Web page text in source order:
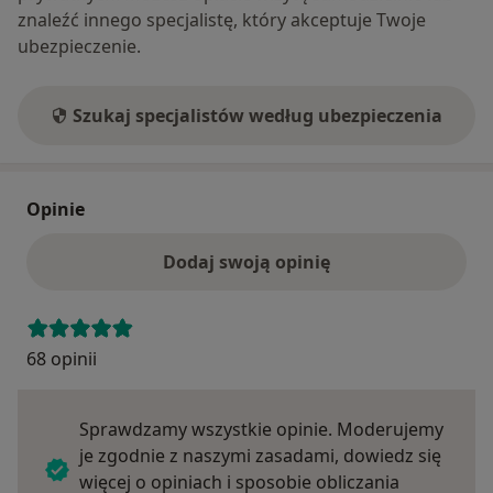
znaleźć innego specjalistę, który akceptuje Twoje
ubezpieczenie.
Szukaj specjalistów według ubezpieczenia
Opinie
Dodaj swoją opinię
68 opinii
Sprawdzamy wszystkie opinie. Moderujemy
je zgodnie z naszymi zasadami, dowiedz się
więcej o opiniach i sposobie obliczania